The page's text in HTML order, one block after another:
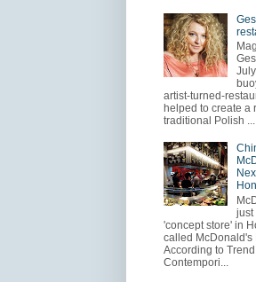
artist-turned-
helped to create a
traditional Polish ...
just
'concept store' in
called McDonald's
According to Trend
Contempori...